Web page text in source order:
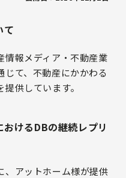
て
情報メディア・不動産業
て、不動産にかかわる
供しています。
けるDBの継続レプリ
、アットホーム様が提供